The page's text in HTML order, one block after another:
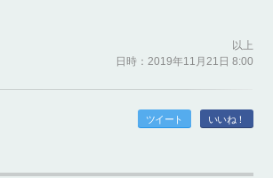
以上
日時：2019年11月21日 8:00
ツイート いいね！